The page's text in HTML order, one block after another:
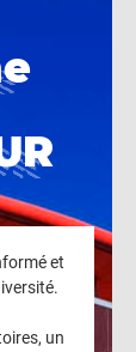
et
un